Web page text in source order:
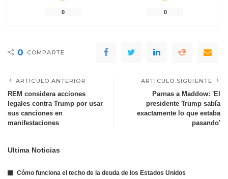
0 0
0 COMPARTE
ARTÍCULO ANTERIOR
REM considera acciones
legales contra Trump por usar
sus canciones en
manifestaciones
ARTÍCULO SIGUIENTE
Parnas a Maddow: 'El
presidente Trump sabía
exactamente lo que estaba
pasando'
Ultima Noticias
Cómo funciona el techo de la deuda de los Estados Unidos